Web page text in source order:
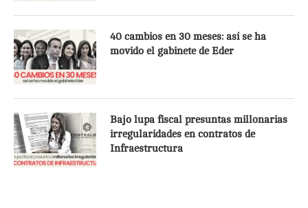
40 cambios en 30 meses: así se ha
movido el gabinete de Eder
Bajo lupa fiscal presuntas millonarias
irregularidades en contratos de
Infraestructura